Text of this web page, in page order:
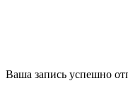
Ваша запись успешно